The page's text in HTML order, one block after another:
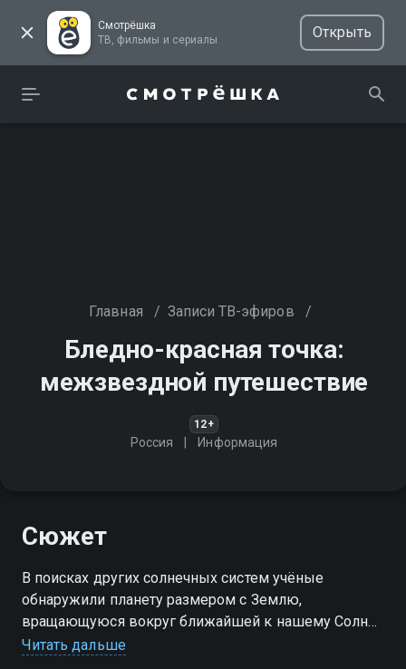
Смотрёшка
ТВ, фильмы и сериалы
Открыть
Главная / Записи ТВ-эфиров /
Бледно-красная точка:
межзвездной путешествие
12+
Россия Информация
Сюжет
В поисках других солнечных систем учёные
обнаружили планету размером с Землю,
вращающуюся вокруг ближайшей к нашему Солнцу
звезды Проксима Центавра. Это важный тест на то,
Читать дальше